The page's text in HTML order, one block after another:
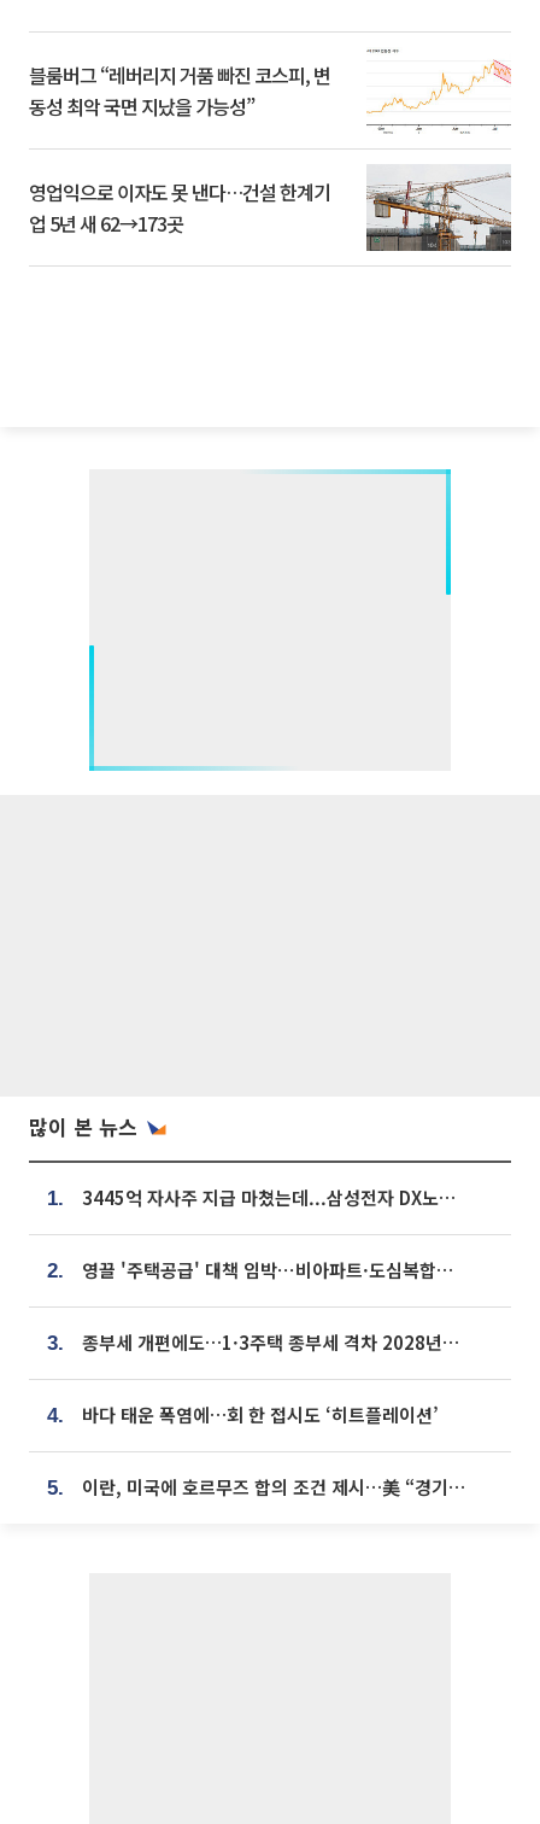
블룸버그 “레버리지 거품 빠진 코스피, 변
동성 최악 국면 지났을 가능성”
영업익으로 이자도 못 낸다…건설 한계기
업 5년 새 62→173곳
많이 본 뉴스
1. 3445억 자사주 지급 마쳤는데...삼성전자 DX노조, 뒤늦은 '떼쓰기 집회'
2. 영끌 '주택공급' 대책 임박⋯비아파트·도심복합까지 총동원
3. 종부세 개편에도…1·3주택 종부세 격차 2028년부터 확대
4. 바다 태운 폭염에…회 한 접시도 ‘히트플레이션’
5. 이란, 미국에 호르무즈 합의 조건 제시…美 “경기 아직 안 끝나” [종합]